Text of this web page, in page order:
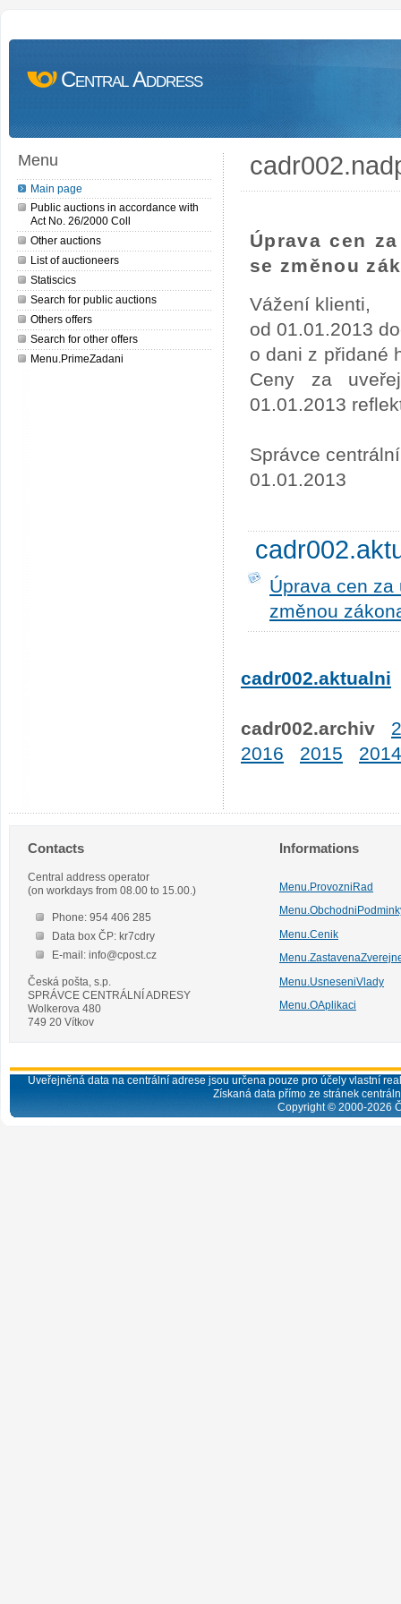
Central Address
Menu
Main page
Public auctions in accordance with
Act No. 26/2000 Coll
Other auctions
List of auctioneers
Statiscics
Search for public auctions
Others offers
Search for other offers
Menu.PrimeZadani
Úprava cen
se změnou
Vážení klienti,
od 01.01.2013
o dani z přidané
Ceny za
01.01.2013
Správce
01.01.2013
Úprava cen
změnou
cadr002.aktualni
cadr002.archiv
2016
2015 2014
Contacts
Central address operator
(on workdays from 08.00 to 15.00.)
Phone: 954 406 285
Data box ČP: kr7cdry
E-mail: info@cpost.cz
Česká pošta, s.p.
SPRÁVCE CENTRÁLNÍ ADRESY
Wolkerova 480
749 20 Vítkov
Informations
Menu.ProvozniRad
Menu.Cenik
Menu.UsneseniVlady
Menu.OAplikaci
Uveřejněná data na centrální adrese jsou určena pouze pro účely vlastní
Získaná data přímo ze stránek
Copyright © 2000-2026